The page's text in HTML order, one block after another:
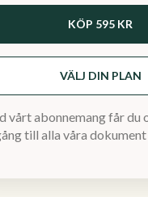
KÖP 595 KR
VÄLJ DIN PLAN
vårt abonnemang får du
till alla våra